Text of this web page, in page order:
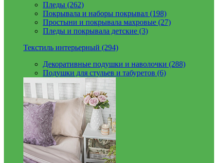
Пледы (262)
Покрывала и наборы покрывал (198)
Простыни и покрывала махровые (27)
Пледы и покрывала детские (3)
Текстиль интерьерный (294)
Декоративные подушки и наволочки (288)
Подушки для стульев и табуретов (6)